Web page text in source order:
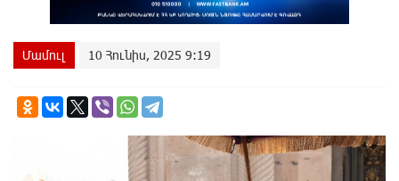
Մամուլ 10 Հունիս, 2025 9:19